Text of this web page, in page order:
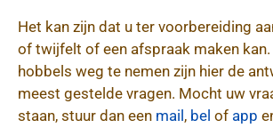
Het kan zijn dat u ter voorbereiding
of twijfelt of een afspraak maken
hobbels weg te nemen zijn hier de
meest gestelde vragen. Mocht uw
staan, stuur dan een mail , bel of app